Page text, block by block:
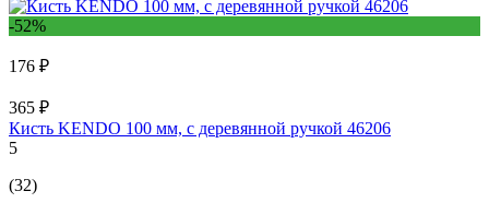
-52%
176 ₽
365 ₽
Кисть KENDO 100 мм, с деревянной ручкой 46206
5
(32)